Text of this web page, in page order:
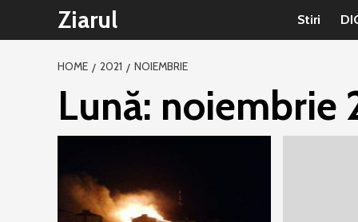
Ziarul Stiri
HOME 2021 NOIEMBRIE
Lună: noiembrie